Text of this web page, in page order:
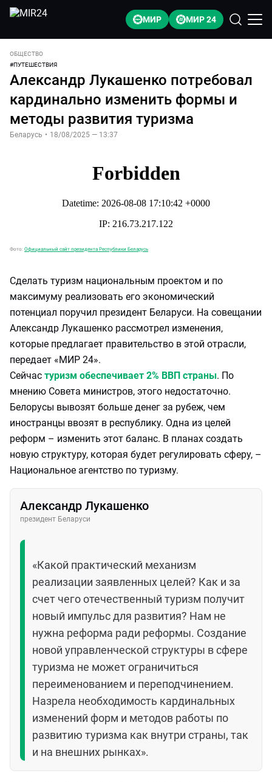
МИР МИР 24
ОБЩЕСТВО
#ПУТЕШЕСТВИЯ
Александр Лукашенко потребовал
кардинально изменить формы и
методы развития туризма
Беларусь • 18/08/2025 — 13:37
Фото: Официальный сайт президента Республики Беларусь
Сделать туризм национальным проектом и по
максимуму реализовать его экономический
потенциал поручил президент Беларуси. На совещании
Александр Лукашенко рассмотрел изменения,
которые предлагает правительство в этой отрасли,
передает «МИР 24».
Сейчас туризм обеспечивает 2% ВВП страны. По
мнению Совета министров, этого недостаточно.
Белорусы вывозят больше денег за рубеж, чем
иностранцы ввозят в республику. Одна из целей
реформ – изменить этот баланс. В планах создать
новую структуру, которая будет регулировать сферу, –
Национальное агентство по туризму.
Александр Лукашенко
президент Беларуси
«Какой практический механизм
реализации заявленных целей? Как и за
счет чего отечественный туризм получит
новый импульс для развития? Нам не
нужна реформа ради реформы. Создание
новой управленческой структуры в сфере
туризма не может ограничиться
переименованием и переподчинением.
Назрела необходимость кардинальных
изменений форм и методов работы по
развитию туризма как внутри страны, так
и на внешних рынках».